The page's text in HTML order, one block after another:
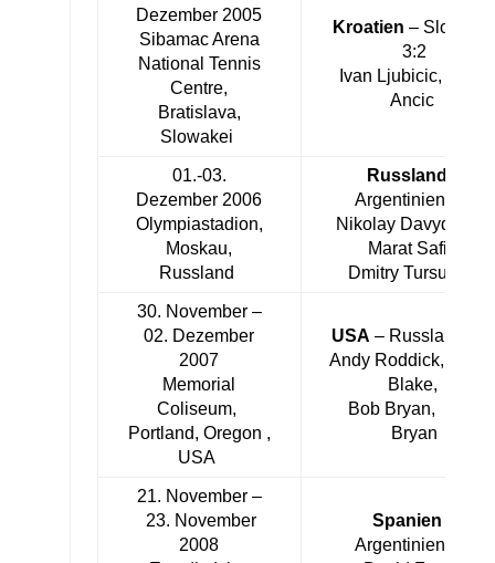
Dezember 2005
Sibamac Arena
National Tennis
Centre,
Bratislava,
Slowakei
Kroatien –
3:2
Ivan Ljubicic, Mario
Ancic
01.-03.
Dezember 2006
Olympiastadion,
Moskau,
Russland
Russland
Argentinien 3:2
Nikolay Davydenko,
Marat Safin,
Dmitry Tursunov
30. November –
02. Dezember
2007
Memorial
Coliseum,
Portland, Oregon ,
USA
USA – Russland
Andy Roddick,
Blake,
Bob Bryan, Mike
Bryan
21. November –
23. November
2008
Spanien
Argentinien 3:1